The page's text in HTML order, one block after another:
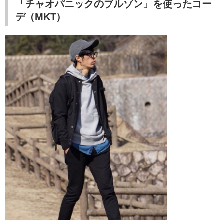
「チャオパニックのブルゾン」を使ったコー
デ（MKT）